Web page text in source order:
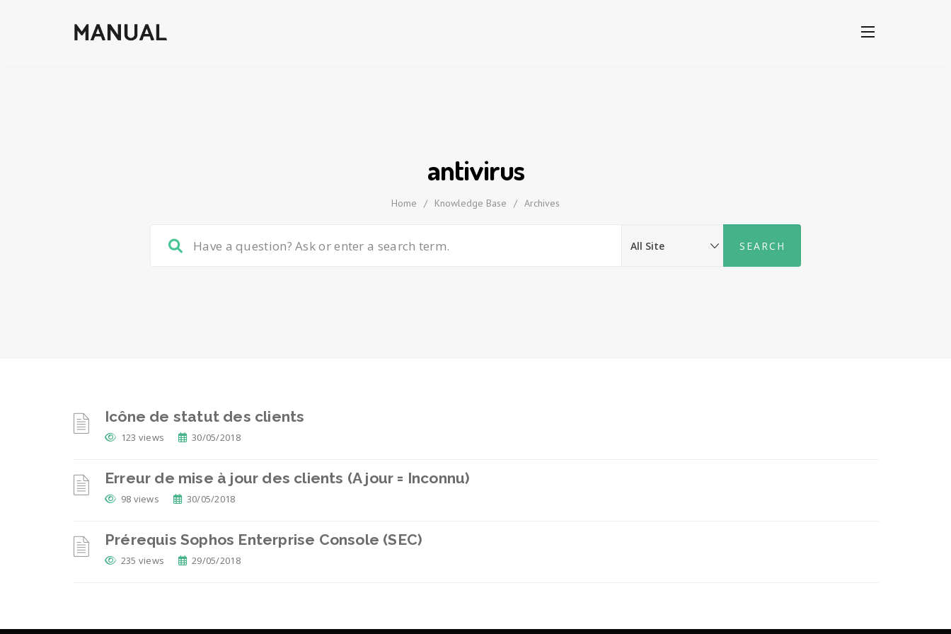
antivirus
Home / Knowledge Base / Archives
Icône de statut des clients
123 views 30/05/2018
Erreur de mise à jour des clients (A jour = Inconnu)
98 views 30/05/2018
Prérequis Sophos Enterprise Console (SEC)
235 views 29/05/2018